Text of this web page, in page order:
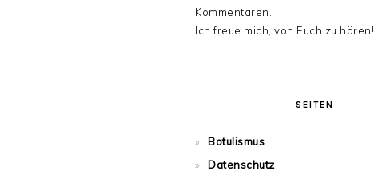
Kommentaren.
Ich freue mich, von Euch zu hören!
SEITEN
Botulismus
Datenschutz